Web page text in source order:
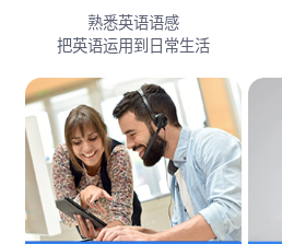
熟悉英语语感
把英语运用到日常生活